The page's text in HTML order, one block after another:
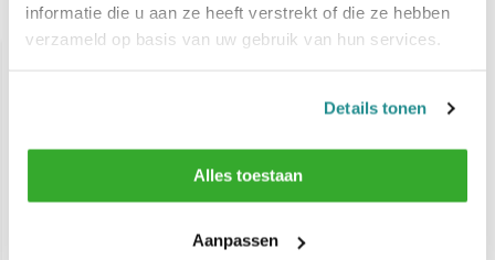
informatie die u aan ze heeft verstrekt of die ze hebben
verzameld op basis van uw gebruik van hun services.
Details tonen
Alles toestaan
Aanpassen
Recent bekeken